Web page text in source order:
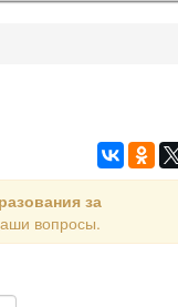
за
вопросы.